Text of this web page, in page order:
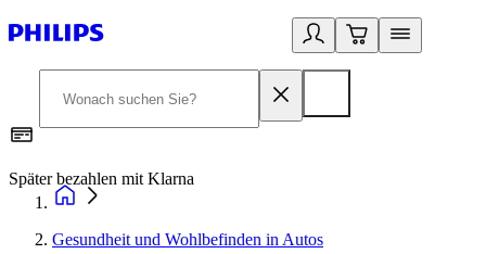
Später bezahlen mit Klarna
Gesundheit und Wohlbefinden in Autos